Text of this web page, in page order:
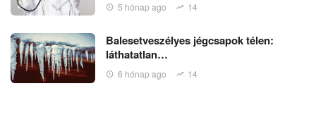
5 hónap ago 14
Balesetveszélyes jégcsapok télen:
láthatatlan…
6 hónap ago 14